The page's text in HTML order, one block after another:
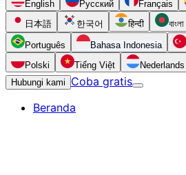
English Русский Français
日本語
한국어 हिन्दी বাংলা
Português Bahasa Indonesia
Polski
Tiếng Việt Nederlands
Hubungi kami
Coba gratis
Beranda